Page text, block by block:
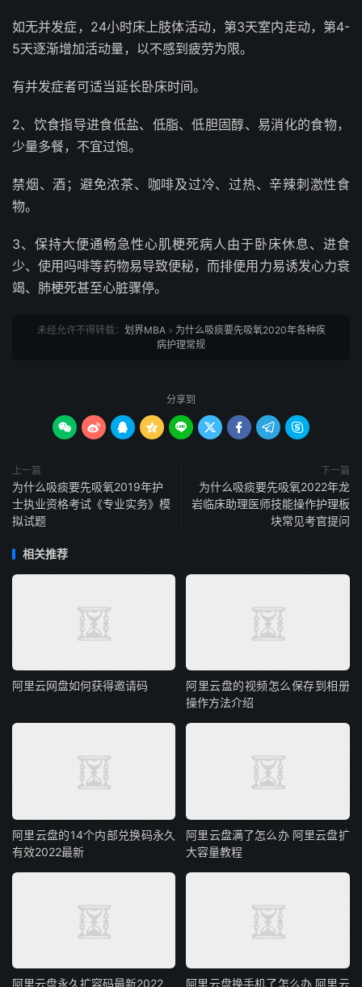
如无并发症，24小时床上肢体活动，第3天室内走动，第4-
5天逐渐增加活动量，以不感到疲劳为限。
有并发症者可适当延长卧床时间。
2、饮食指导进食低盐、低脂、低胆固醇、易消化的食物，
少量多餐，不宜过饱。
禁烟、酒；避免浓茶、咖啡及过冷、过热、辛辣刺激性食
物。
3、保持大便通畅急性心肌梗死病人由于卧床休息、进食
少、使用吗啡等药物易导致便秘，而排便用力易诱发心力衰
竭、肺梗死甚至心脏骤停。
未经允许不得转载： 划界MBA» 为什么吸痰要先吸氧2020年各种疾
病护理常规
分享到
        
上一篇
为什么吸痰要先吸氧2019年护
士执业资格考试《专业实务》模
拟试题
下一篇
为什么吸痰要先吸氧2022年龙
岩临床助理医师技能操作护理板
块常见考官提问
相关推荐
阿里云网盘如何获得邀请码
阿里云盘的视频怎么保存到相册
操作方法介绍
阿里云盘的14个内部兑换码永久
有效2022最新
阿里云盘满了怎么办 阿里云盘扩
大容量教程
阿里云盘永久扩容码最新2022 阿里云盘换手机了怎么办 阿里云